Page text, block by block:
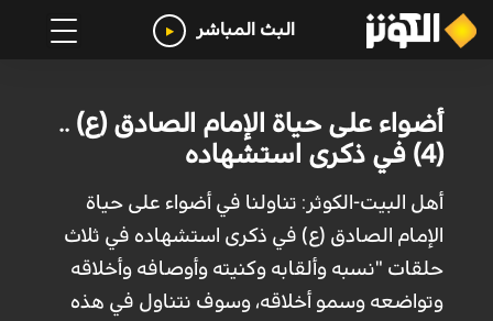
البث المباشر
أضواء على حياة الإمام الصادق (ع) ..
(4) في ذكرى استشهاده
أهل البيت-الكوثر: تناولنا في أضواء على حياة
الإمام الصادق (ع) في ذكرى استشهاده في ثلاث
حلقات "نسبه وألقابه وكنيته وأوصافه وأخلاقه
وتواضعه وسمو أخلاقه، وسوف نتناول في هذه